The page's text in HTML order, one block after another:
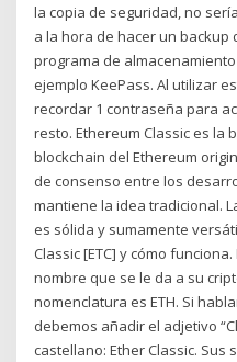
la copia de seguridad, no
a la hora de hacer un
programa de
ejemplo KeePass. Al utilizar
recordar 1 contraseña para
resto. Ethereum Classic es la
blockchain del Ethereum
de consenso entre los
mantiene la idea tradicional.
es sólida y sumamente
Classic [ETC] y cómo
nombre que se le da a su
nomenclatura es ETH. Si
debemos añadir el adjetivo
castellano: Ether Classic. Sus